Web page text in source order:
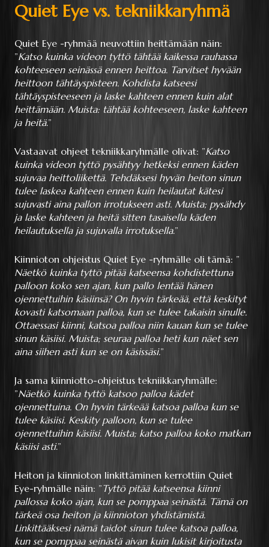
Quiet Eye vs. tekniikkaryhmä
Quiet Eye -ryhmää neuvottiin heittämään näin:
”Katso kuinka videon tyttö tähtää kaikessa rauhassa
kohteeseen seinässä ennen heittoa. Tarvitset hyvään
heittoon tähtäyspisteen. Kohdista katseesi
tähtäyspisteeseen ja laske kahteen ennen kuin alat
heittämään. Muista: tähtää kohteeseen, laske kahteen
ja heitä.”
Vastaavat ohjeet tekniikkaryhmälle olivat: ”Katso
kuinka videon tyttö pysähtyy hetkeksi ennen käden
sujuvaa heittoliikettä. Tehdäksesi hyvän heiton sinun
tulee laskea kahteen ennen kuin heilautat kätesi
sujuvasti aina pallon irrotukseen asti. Muista; pysähdy
ja laske kahteen ja heitä sitten tasaisella käden
heilautuksella ja sujuvalla irrotuksella.”
Kiinnioton ohjeistus Quiet Eye -ryhmälle oli tämä: ”
Näetkö kuinka tyttö pitää katseensa kohdistettuna
palloon koko sen ajan, kun pallo lentää hänen
ojennettuihin käsiinsä? On hyvin tärkeää, että keskityt
kovasti katsomaan palloa, kun se tulee takaisin sinulle.
Ottaessasi kiinni, katsoa palloa niin kauan kun se tulee
sinun käsiisi. Muista; seuraa palloa heti kun näet sen
aina siihen asti kun se on käsissäsi.”
Ja sama kiinniotto-ohjeistus tekniikkaryhmälle:
”Näetkö kuinka tyttö katsoo palloa kädet
ojennettuina. On hyvin tärkeää katsoa palloa kun se
tulee käsiisi. Keskity palloon, kun se tulee
ojennettuihin käsiisi. Muista; katso palloa koko matkan
käsiisi asti.”
Heiton ja kiinnioton linkittäminen kerrottiin Quiet
Eye-ryhmälle näin: ”Tyttö pitää katseensa kiinni
pallossa koko ajan, kun se pomppaa seinästä. Tämä on
tärkeä osa heiton ja kiinnioton yhdistämistä.
Linkittääksesi nämä taidot sinun tulee katsoa palloa,
kun se pomppaa seinästä aivan kuin lukisit kirjoitusta